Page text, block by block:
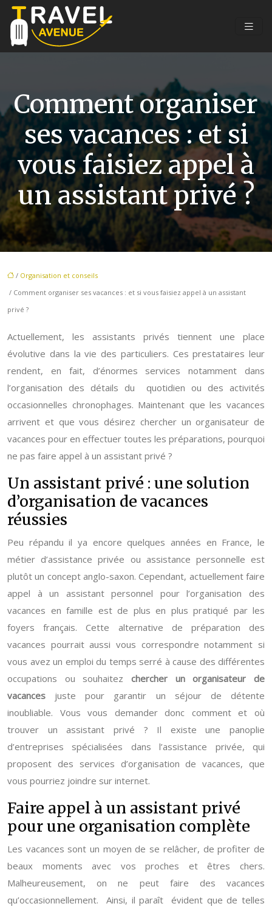
Comment organiser
ses vacances : et si
vous faisiez appel à
un assistant privé ?
/ Organisation et conseils
/ Comment organiser ses vacances : et si vous faisiez appel à un assistant
privé ?
Actuellement, les assistants privés tiennent une place
évolutive dans la vie des particuliers. Ces prestataires leur
rendent, en fait, d’énormes services notamment dans
l’organisation des détails du quotidien ou des activités
occasionnelles chronophages. Maintenant que les vacances
arrivent et que vous désirez chercher un organisateur de
vacances pour en effectuer toutes les préparations, pourquoi
ne pas faire appel à un assistant privé ?
Un assistant privé : une solution
d’organisation de vacances
réussies
Peu répandu il ya encore quelques années en France, le
métier d’assistance privée ou assistance personnelle est
plutôt un concept anglo-saxon. Cependant, actuellement faire
appel à un assistant personnel pour l’organisation des
vacances en famille est de plus en plus pratiqué par les
foyers français. Cette alternative de préparation des
vacances pourrait aussi vous correspondre notamment si
vous avez un emploi du temps serré à cause des différentes
occupations ou souhaitez chercher un organisateur de
vacances juste pour garantir un séjour de détente
inoubliable. Vous vous demander donc comment et où
trouver un assistant privé ? Il existe une panoplie
d’entreprises spécialisées dans l’assistance privée, qui
proposent des services d’organisation de vacances, que
vous pourriez joindre sur internet.
Faire appel à un assistant privé
pour une organisation complète
Les vacances sont un moyen de se relâcher, de profiter de
beaux moments avec vos proches et êtres chers.
Malheureusement, on ne peut faire des vacances
qu’occasionnellement. Ainsi, il paraît évident que de telles